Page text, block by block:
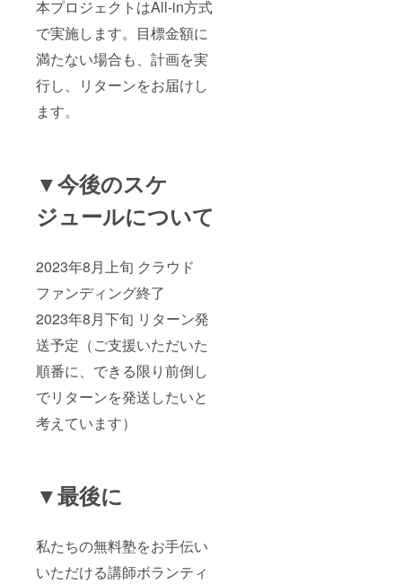
本プロジェクトはAll-in方式
で実施します。目標金額に
満たない場合も、計画を実
行し、リターンをお届けし
ます。
▼今後のスケ
ジュールについて
2023年8月上旬 クラウド
ファンディング終了
2023年8月下旬 リターン発
送予定（ご支援いただいた
順番に、できる限り前倒し
でリターンを発送したいと
考えています）
▼最後に
私たちの無料塾をお手伝い
いただける講師ボランティ